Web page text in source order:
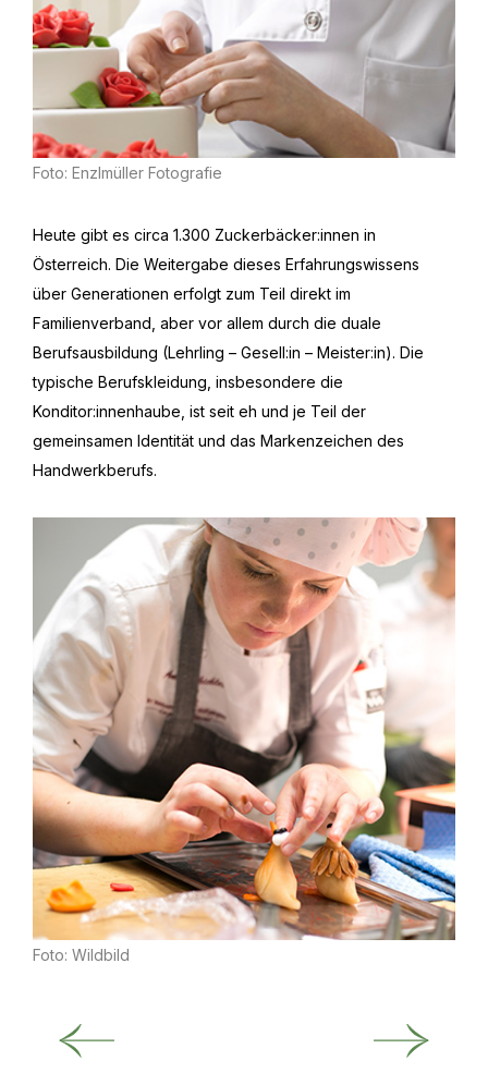
Heute gibt es circa 1.300 Zuckerbäcker:innen in
Österreich. Die Weitergabe dieses Erfahrungswissens
über Generationen erfolgt zum Teil direkt im
Familienverband, aber vor allem durch die duale
Berufsausbildung (Lehrling – Gesell:in – Meister:in). Die
typische Berufskleidung, insbesondere die
Konditor:innenhaube, ist seit eh und je Teil der
gemeinsamen Identität und das Markenzeichen des
Handwerkberufs.
Foto: Wildbild
Foto: Enzlmüller Fotografie